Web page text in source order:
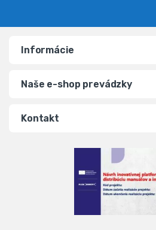
Informácie
Naše e-shop prevádzky
Kontakt